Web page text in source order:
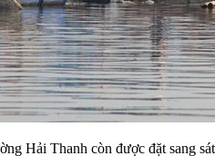
Hải Thanh còn được đặt sang sát